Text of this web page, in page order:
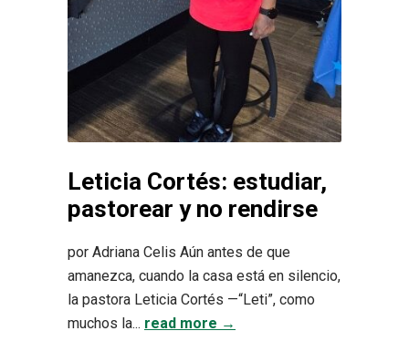
Leticia Cortés: estudiar,
pastorear y no rendirse
por Adriana Celis Aún antes de que
amanezca, cuando la casa está en silencio,
la pastora Leticia Cortés —“Leti”, como
muchos la... read more →